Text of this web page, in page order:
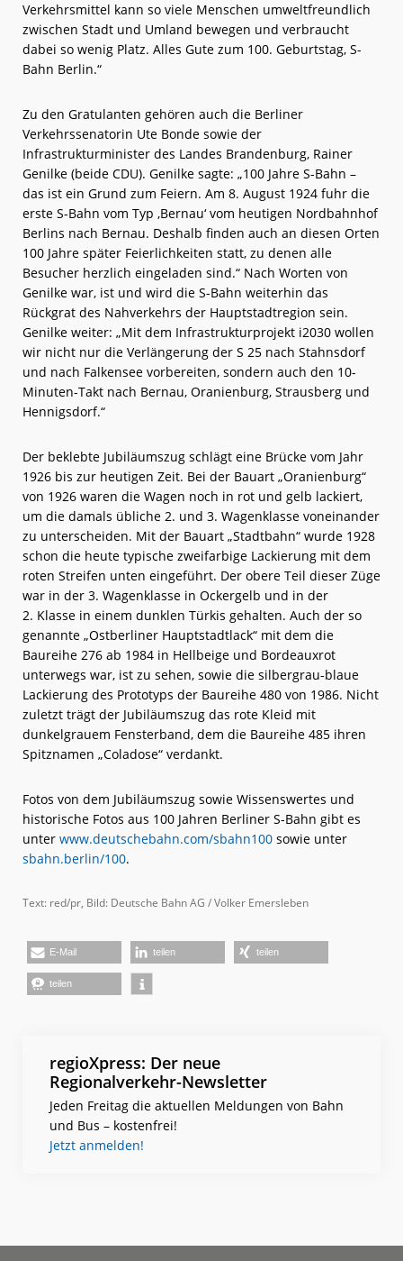
Verkehrsmittel kann so viele Menschen umweltfreundlich
zwischen Stadt und Umland bewegen und verbraucht
dabei so wenig Platz. Alles Gute zum 100. Geburtstag, S-
Bahn Berlin.“
Zu den Gratulanten gehören auch die Berliner
Verkehrssenatorin Ute Bonde sowie der
Infrastrukturminister des Landes Brandenburg, Rainer
Genilke (beide CDU). Genilke sagte: „100 Jahre S-Bahn –
das ist ein Grund zum Feiern. Am 8. August 1924 fuhr die
erste S-Bahn vom Typ ‚Bernau‘ vom heutigen Nordbahnhof
Berlins nach Bernau. Deshalb finden auch an diesen Orten
100 Jahre später Feierlichkeiten statt, zu denen alle
Besucher herzlich eingeladen sind.“ Nach Worten von
Genilke war, ist und wird die S-Bahn weiterhin das
Rückgrat des Nahverkehrs der Hauptstadtregion sein.
Genilke weiter: „Mit dem Infrastrukturprojekt i2030 wollen
wir nicht nur die Verlängerung der S 25 nach Stahnsdorf
und nach Falkensee vorbereiten, sondern auch den 10-
Minuten-Takt nach Bernau, Oranienburg, Strausberg und
Hennigsdorf.“
Der beklebte Jubiläumszug schlägt eine Brücke vom Jahr
1926 bis zur heutigen Zeit. Bei der Bauart „Oranienburg“
von 1926 waren die Wagen noch in rot und gelb lackiert,
um die damals übliche 2. und 3. Wagenklasse voneinander
zu unterscheiden. Mit der Bauart „Stadtbahn“ wurde 1928
schon die heute typische zweifarbige Lackierung mit dem
roten Streifen unten eingeführt. Der obere Teil dieser Züge
war in der 3. Wagenklasse in Ockergelb und in der
2. Klasse in einem dunklen Türkis gehalten. Auch der so
genannte „Ostberliner Hauptstadtlack“ mit dem die
Baureihe 276 ab 1984 in Hellbeige und Bordeauxrot
unterwegs war, ist zu sehen, sowie die silbergrau-blaue
Lackierung des Prototyps der Baureihe 480 von 1986. Nicht
zuletzt trägt der Jubiläumszug das rote Kleid mit
dunkelgrauem Fensterband, dem die Baureihe 485 ihren
Spitznamen „Coladose“ verdankt.
Fotos von dem Jubiläumszug sowie Wissenswertes und
historische Fotos aus 100 Jahren Berliner S-Bahn gibt es
unter www.deutschebahn.com/sbahn100 sowie unter
sbahn.berlin/100.
Text: red/pr, Bild: Deutsche Bahn AG / Volker Emersleben
E-Mail teilen teilen
teilen
regioXpress: Der neue
Regionalverkehr-Newsletter
Jeden Freitag die aktuellen Meldungen von Bahn
und Bus – kostenfrei!
Jetzt anmelden!